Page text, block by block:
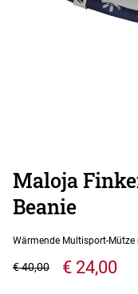
Maloja
Beanie
Wärmende Multisport-
€ 24,00
€ 40,00